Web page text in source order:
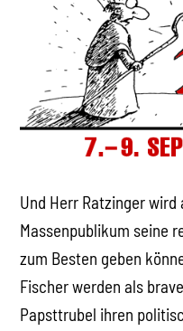
Und Herr Ratzinger
Massenpublikum seine
zum Besten geben
Fischer werden als
Papsttrubel ihren